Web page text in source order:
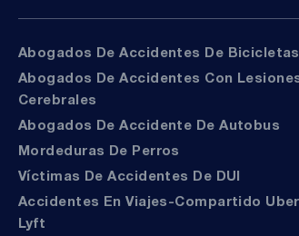
Abogados De Accidentes De Bicicletas
Abogados De Accidentes Con Lesiones
Cerebrales
Abogados De Accidente De Autobus
Mordeduras De Perros
Víctimas De Accidentes De DUI
Accidentes En Viajes-Compartido Uber Y
Lyft